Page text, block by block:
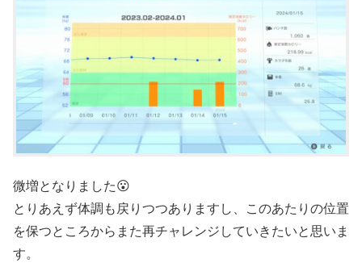
微増となりました😮
とりあえず体調も戻りつつありますし、このあたりの位置
を保つところからまた再チャレンジしていきたいと思いま
す。